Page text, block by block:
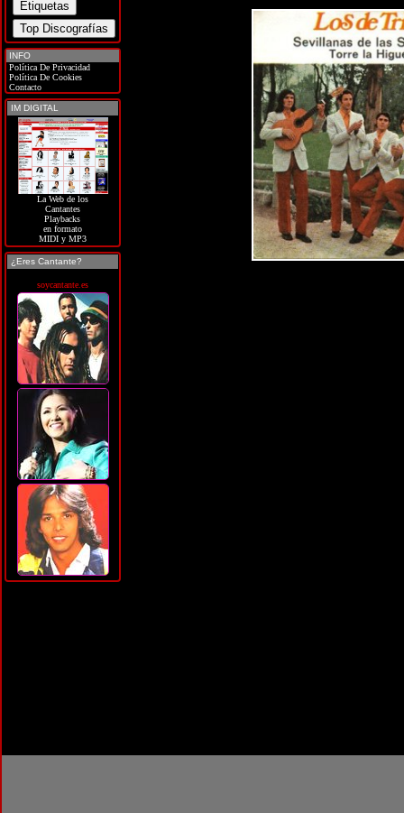
INFO
Política De Privacidad
Política De Cookies
Contacto
IM DIGITAL
La Web de los
Cantantes
Playbacks
en formato
MIDI y MP3
¿Eres Cantante?
soycantante.es